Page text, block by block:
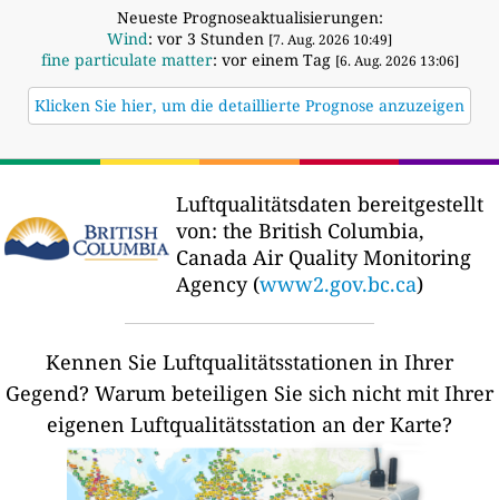
Neueste Prognoseaktualisierungen:
Wind: vor 3 Stunden [7. Aug. 2026 10:49]
fine particulate matter: vor einem Tag [6. Aug. 2026 13:06]
Klicken Sie hier, um die detaillierte Prognose anzuzeigen
Luftqualitätsdaten bereitgestellt
von: the British Columbia,
Canada Air Quality Monitoring
Agency (www2.gov.bc.ca)
Kennen Sie Luftqualitätsstationen in Ihrer
Gegend? Warum beteiligen Sie sich nicht mit Ihrer
eigenen Luftqualitätsstation an der Karte?